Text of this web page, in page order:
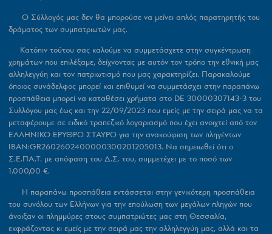
Ο Σύλλογός μας δεν θα μπορούσε να μείνει απλός παρατηρητής του
δράματος των συμπατριωτών μας.
Κατόπιν τούτου σας καλούμε να συμμετάσχετε στην συγκέντρωση
χρημάτων που επιλέξαμε, δείχνοντας με αυτόν τον τρόπο την εθνική μας
αλληλεγγύη και τον πατριωτισμό που μας χαρακτηρίζει. Παρακαλούμε
όποιος συνάδελφος μπορεί και επιθυμεί να συμμετάσχει στην παραπάνω
προσπάθεια μπορεί να καταθέσει χρήματα στο DE 30000307143-3του
Συλλόγου μαςέως και την 22/09/2023 που εμείς με την σειρά μας να τα
μεταφέρουμε σε ειδικό τραπεζικό λογαριασμό που έχει ανοιχτεί από τον
ΕΛΛΗΝΙΚΟ ΕΡΥΘΡΟ ΣΤΑΥΡΟ για την ανακούφιση των πληγέντων
IBAN:GR2602602400000300201205013. Να σημειωθεί ότι ο
Σ.Ε.ΠΑ.Τ. με απόφαση του Δ.Σ. του, συμμετέχει με το ποσό των
1.000,00 €.
Η παραπάνω προσπάθεια εντάσσεται στην γενικότερη προσπάθεια
του συνόλου των Ελλήνων για την επούλωση των μεγάλων πληγών που
άνοιξαν οι πλημμύρες στους συμπατριώτες μας στη Θεσσαλία,
εκφράζοντας κι εμείς με την σειρά μας την αλληλεγγύη μας, αλλά και τα